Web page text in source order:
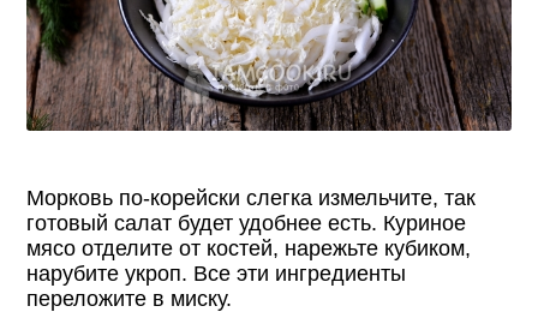
Морковь по-корейски слегка измельчите, так
готовый салат будет удобнее есть. Куриное
мясо отделите от костей, нарежьте кубиком,
нарубите укроп. Все эти ингредиенты
переложите в миску.